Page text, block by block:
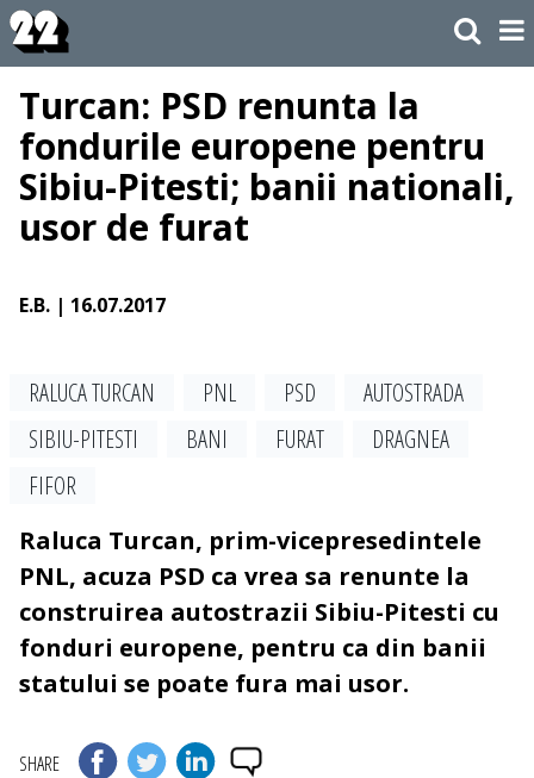
Turcan: PSD renunta la
fondurile europene pentru
Sibiu-Pitesti; banii nationali,
usor de furat
E.B. | 16.07.2017
RALUCA TURCAN PNL PSD
AUTOSTRADA
SIBIU-PITESTI
BANI FURAT
DRAGNEA
FIFOR
Raluca Turcan, prim-vicepresedintele
PNL, acuza PSD ca vrea sa renunte la
construirea autostrazii Sibiu-Pitesti cu
fonduri europene, pentru ca din banii
statului se poate fura mai usor.
SHARE